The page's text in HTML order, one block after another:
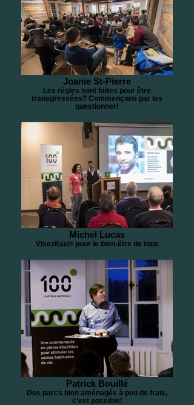
Joanie St-Pierre
Les règles sont faites pour être
transgressées? Commençons par les
questionner!
Michel Lucas
VisezEau® pour le bien-être de tous
Patrick Bouillé
Des parcs bien aménagés à peu de frais,
c’est possible!